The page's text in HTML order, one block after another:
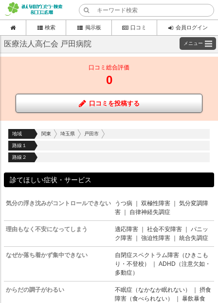
検索 掲示板 口コミ 会員ログイン
医療法人高仁会 戸田病院 メニュー
口コミ総合評価
0
口コミを投稿する
地域 関東 埼玉県 戸田市
路線１
路線２
診てほしい症状・サービス
気分の浮き沈みがコントロールできない うつ病 双極性障害
気分変調障
害
自律神経失調症
理由もなく不安になってしまう 適応障害 社会不安障害
パニッ
ク障害
強迫性障害 統合失調症
なぜか落ち着かず集中できない
自閉症スペクトラム障害（ひきこも
り・不登校）
ADHD（注意欠如・
多動症）
からだの調子がわるい 不眠症（なかなか眠れない）
摂食
障害（食べられない）
暴飲暴食